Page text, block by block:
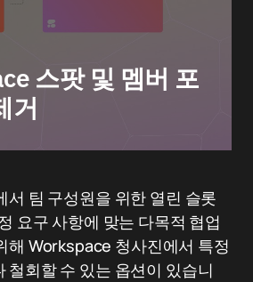
스팟 및 멤버 포
거
서 팀 구성원을 위한 열린 슬롯
요구 사항에 맞는 다목적 협업
해 Workspace 청사진에서 특정
철회할 수 있는 옵션이 있습니